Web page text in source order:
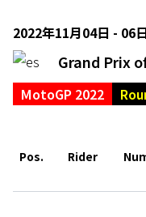
2022年11月04日 - 06日
Grand Prix
MotoGP 2022
Pos. Rider